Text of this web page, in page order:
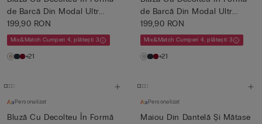
de Barcă Din Modal Ultr...
199,90 RON
Mix&Match Cumperi 4, plătești 3
+21
de Barcă Din Modal Ultr...
199,90 RON
Mix&Match Cumperi 4, plătești 3
+21
Personalizat
Bluză Cu Decolteu În Formă
Personalizat
Maiou Din Dantelă Și Mătase